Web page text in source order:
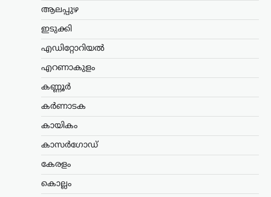
ആലപ്പുഴ
ഇടുക്കി
എഡിറ്റോറിയൽ
എറണാകുളം
കണ്ണൂർ
കർണാടക
കായികം
കാസർഗോഡ്
കേരളം
കൊല്ലം
ന്യൂസ് ഡെസ്ക്
ഓഗസ്റ്റ്‌ 8, 2026
സ്വാതന്ത്ര്യദിനാഘോഷങ്ങളിൽ
ആലപിക്കണമെന്ന നിർദേശവുമായി
സംസ്ഥാന സർക്കാർ. ചീഫ് സെക്രട്ടറി
തദ്ദേശ വകുപ്പ് സെക്രട്ടറിക്ക് നൽകിയ
കത്തിലൂടെയാണ് നിർദേശം
വന്ദേമാതരം ആലപിക്കുന്നതുമായി…
ലേറ്റസ്റ്റ് ന്യൂസ്
ഇന്ത്യക്കും ചൈനക്കും